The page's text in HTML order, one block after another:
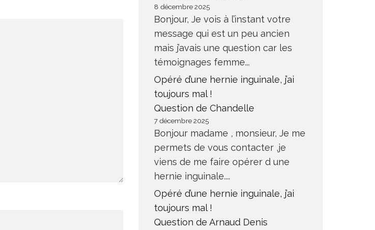
8 décembre 2025
Bonjour, Je vois à l’instant votre
message qui est un peu ancien
mais j’avais une question car les
témoignages femme...
Opéré d’une hernie inguinale, j’ai
toujours mal !
Question de Chandelle
7 décembre 2025
Bonjour madame , monsieur, Je me
permets de vous contacter ,je
viens de me faire opérer d une
hernie inguinale....
Opéré d’une hernie inguinale, j’ai
toujours mal !
Question de Arnaud Denis